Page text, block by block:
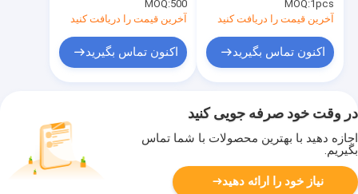
MOQ:500
آخرین قیمت را دریافت کنید
اکنون تماس بگیرید
اکسپرس مانند گزینه
ذخیره داده فشرده DHL
MOQ:1pcs
آخرین قیمت را دریافت کنید
اکنون تماس بگیرید
در وقت خود صرفه جویی کنید
اجازه دهید با بهترین محصولات با شما تماس
بگیریم.
نیاز خود را ارائه دهید